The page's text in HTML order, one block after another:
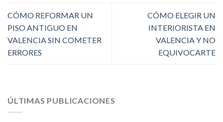
CÓMO REFORMAR UN
PISO ANTIGUO EN
VALENCIA SIN COMETER
ERRORES
CÓMO ELEGIR UN
INTERIORISTA EN
VALENCIA Y NO
EQUIVOCARTE
ÚLTIMAS PUBLICACIONES